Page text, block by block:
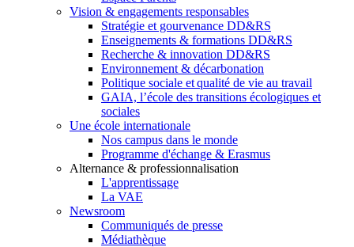
Vision & engagements responsables
Stratégie et gourvenance DD&RS
Enseignements & formations DD&RS
Recherche & innovation DD&RS
Environnement & décarbonation
Politique sociale et qualité de vie au travail
GAIA, l’école des transitions écologiques et
sociales
Une école internationale
Nos campus dans le monde
Programme d'échange & Erasmus
Alternance & professionnalisation
L'apprentissage
La VAE
Newsroom
Communiqués de presse
Médiathèque